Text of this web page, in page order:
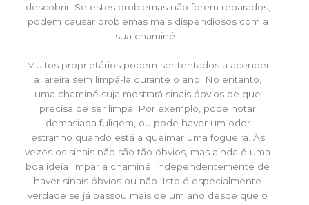
descobrir. Se estes problemas não forem reparados,
podem causar problemas mais dispendiosos com a
sua chaminé.
Muitos proprietários podem ser tentados a acender
a lareira sem limpá-la durante o ano. No entanto,
uma chaminé suja mostrará sinais óbvios de que
precisa de ser limpa. Por exemplo, pode notar
demasiada fuligem, ou pode haver um odor
estranho quando está a queimar uma fogueira. Às
vezes os sinais não são tão óbvios, mas ainda é uma
boa ideia limpar a chaminé, independentemente de
haver sinais óbvios ou não. Isto é especialmente
verdade se já passou mais de um ano desde que o